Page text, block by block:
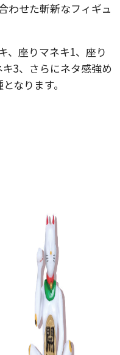
わせた斬新なフィギュ
、座りマネキ1、座り
3、さらにネタ感強め
なります。